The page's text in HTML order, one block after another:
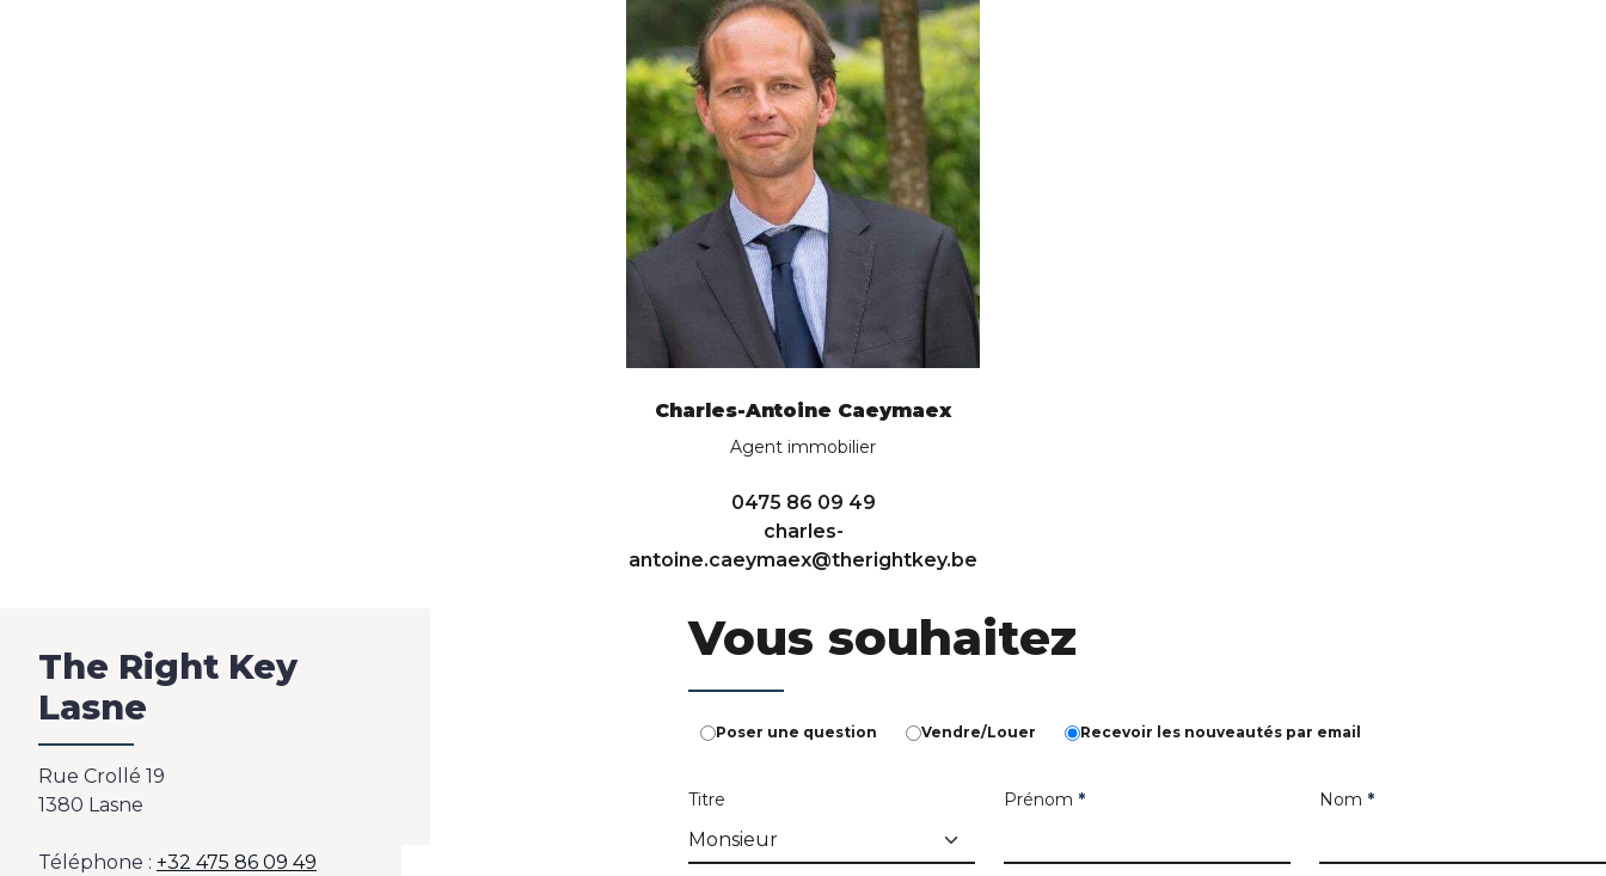
Charles-Antoine Caeymaex
Agent immobilier
0475 86 09 49
charles-
antoine.caeymaex@therightkey.be
The Right Key
Lasne
Rue Crollé 19
1380 Lasne
Téléphone : +32 475 86 09 49
Vous souhaitez
Poser une question Vendre/Louer Recevoir les nouveautés par email
Titre Prénom * Nom *